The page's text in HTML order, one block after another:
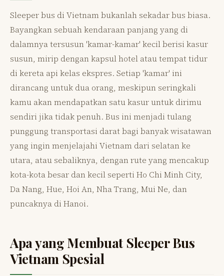
Sleeper bus di Vietnam bukanlah sekadar bus biasa.
Bayangkan sebuah kendaraan panjang yang di
dalamnya tersusun 'kamar-kamar' kecil berisi kasur
susun, mirip dengan kapsul hotel atau tempat tidur
di kereta api kelas ekspres. Setiap 'kamar' ini
dirancang untuk dua orang, meskipun seringkali
kamu akan mendapatkan satu kasur untuk dirimu
sendiri jika tidak penuh. Bus ini menjadi tulang
punggung transportasi darat bagi banyak wisatawan
yang ingin menjelajahi Vietnam dari selatan ke
utara, atau sebaliknya, dengan rute yang mencakup
kota-kota besar dan kecil seperti Ho Chi Minh City,
Da Nang, Hue, Hoi An, Nha Trang, Mui Ne, dan
puncaknya di Hanoi.
Apa yang Membuat Sleeper Bus
Vietnam Spesial